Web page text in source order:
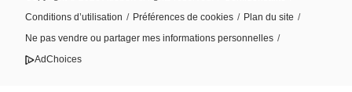
Conditions d’utilisation / Préférences de cookies / Plan du site /
Ne pas vendre ou partager mes informations personnelles /
AdChoices